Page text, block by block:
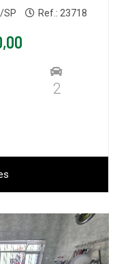
SP Ref.: 23718
2